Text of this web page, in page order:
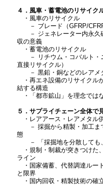
４．風車・蓄電池のリサイク
・風車のリサイクル
－ ブレード（GFRP/CFRP
－ ジェネレーター内永久
収の意義
・蓄電池のリサイクル
－ リチウム・コバルト・
直接リサイクル）
－ 黒鉛・銅などのレアメ
・再エネ設備のリサイクル
結する構造
・「都市鉱山」を理念では
５．サプライチェーン全体で
・レアアース・レアメタル
－ 採掘から精製・加工ま
態
－ 「採掘地を分散しても
・規制・制裁が突きつけた
ライン
・国家備蓄、代替調達ルー
と限界
・国内回収・精製技術の確